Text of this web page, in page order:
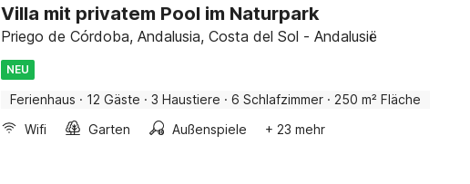
Villa mit privatem Pool im Naturpark
Priego de Córdoba, Andalusia, Costa del Sol - Andalusië
NEU
Ferienhaus · 12 Gäste · 3 Haustiere · 6 Schlafzimmer · 250 m² Fläche
Wifi
Garten Außenspiele + 23 mehr